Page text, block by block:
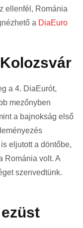
ellenfél, Románia
a DiaEuro
a 4. DiaEurót,
mezőnyben
a bajnokság első
eljutott a döntőbe,
Románia volt. A
szenvedtünk.